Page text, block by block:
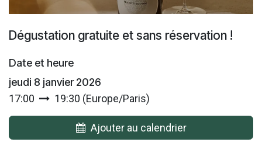
Dégustation gratuite et sans réservation !
Date et heure
jeudi 8 janvier 2026
17:00
19:30 (Europe/Paris)
Ajouter au calendrier